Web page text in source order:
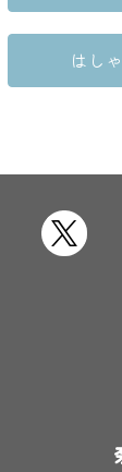
奈良わん
はし